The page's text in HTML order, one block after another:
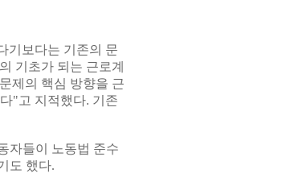
기보다는 기존의 문
기초가 되는 근로계
제의 핵심 방향을 근
"고 지적했다. 기존
자들이 노동법 준수
도 했다.